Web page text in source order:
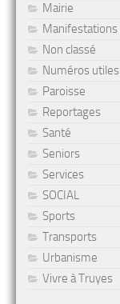
Mairie
Manifestations
Non classé
Numéros utiles
Paroisse
Reportages
Santé
Seniors
Services
SOCIAL
Sports
Transports
Urbanisme
Vivre à Truyes